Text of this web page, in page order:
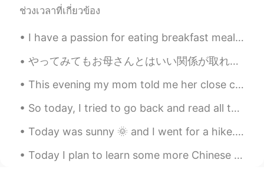
ช่วงเวลาที่เกี่ยวข้อง
I have a passion for eating breakfast meals at lunchtime. 🍳 Lunchtime is the best time for brea...
やってみてもお母さんとはいい関係が取れない 私は何年もの間この問題に苦しんでいます。多くの人が、母親は娘の親友であるべきだと言っています。しかし、これは私の場合ではありません 私が子供の頃から彼...
This evening my mom told me her close childhood friend became victim of cv19 last night...🥀🍂 Last...
So today, I tried to go back and read all those sentences which were corrected by my fellow hello...
Today was sunny 🌞 and I went for a hike. It was so nice 👍 🇨🇦 Lynn canyon + English bay! Great day...
Today I plan to learn some more Chinese and also get started trying to remember my Japanese from ...